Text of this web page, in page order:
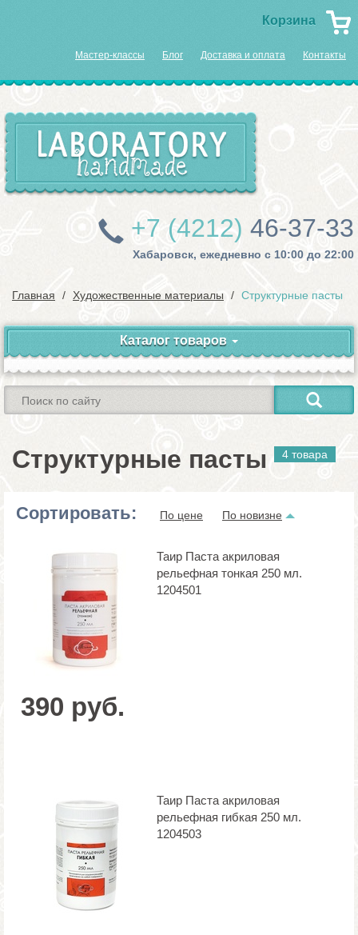
Корзина
Мастер-классы Блог Доставка и оплата Контакты
+7 (4212) 46-37-33
Хабаровск, ежедневно с 10:00 до 22:00
Главная Художественные материалы Структурные пасты
Каталог товаров
Структурные пасты 4 товара
Сортировать: По цене По новизне
Таир Паста акриловая
рельефная тонкая 250 мл.
1204501
390 руб.
Таир Паста акриловая
рельефная гибкая 250 мл.
1204503